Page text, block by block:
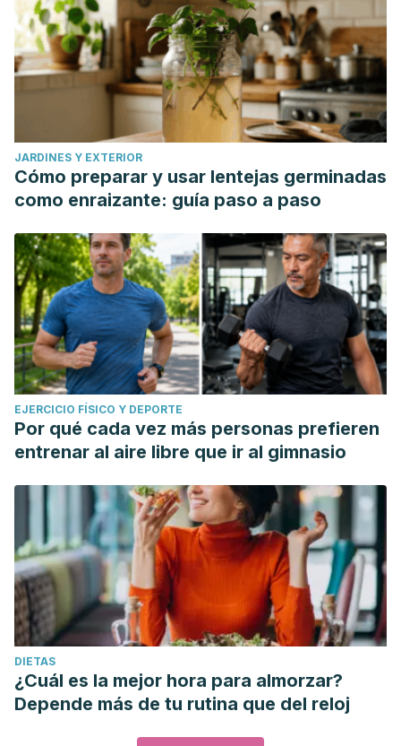
JARDINES Y EXTERIOR
Cómo preparar y usar lentejas germinadas
como enraizante: guía paso a paso
EJERCICIO FÍSICO Y DEPORTE
Por qué cada vez más personas prefieren
entrenar al aire libre que ir al gimnasio
DIETAS
¿Cuál es la mejor hora para almorzar?
Depende más de tu rutina que del reloj